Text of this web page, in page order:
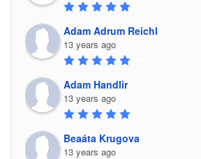
Adam Adrum Reichl
13 years ago
Adam Handlir
13 years ago
Beaáta Krugova
13 years ago